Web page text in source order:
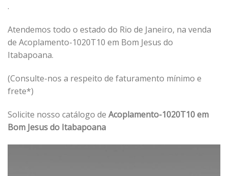
.
Atendemos todo o estado do Rio de Janeiro, na venda
de Acoplamento-1020T10 em Bom Jesus do
Itabapoana.
(Consulte-nos a respeito de faturamento mínimo e
frete*)
Solicite nosso catálogo de Acoplamento-1020T10 em
Bom Jesus do Itabapoana